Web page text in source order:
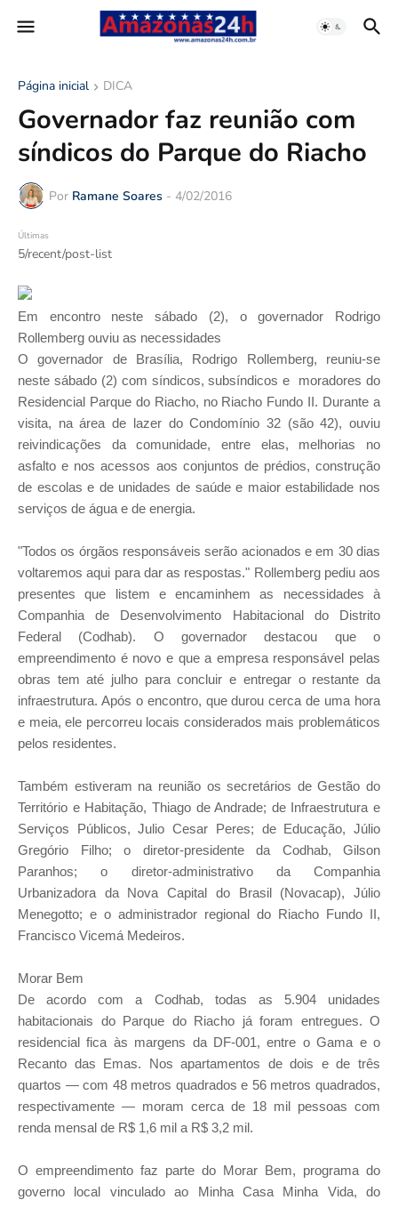
Página inicial DICA
Governador faz reunião com
síndicos do Parque do Riacho
Por Ramane Soares - 4/02/2016
Últimas
5/recent/post-list
Em encontro neste sábado (2), o governador Rodrigo
Rollemberg ouviu as necessidades
O governador de Brasília, Rodrigo Rollemberg, reuniu-se
neste sábado (2) com síndicos, subsíndicos e moradores do
Residencial Parque do Riacho, no Riacho Fundo II. Durante a
visita, na área de lazer do Condomínio 32 (são 42), ouviu
reivindicações da comunidade, entre elas, melhorias no
asfalto e nos acessos aos conjuntos de prédios, construção
de escolas e de unidades de saúde e maior estabilidade nos
serviços de água e de energia.
"Todos os órgãos responsáveis serão acionados e em 30 dias
voltaremos aqui para dar as respostas." Rollemberg pediu aos
presentes que listem e encaminhem as necessidades à
Companhia de Desenvolvimento Habitacional do Distrito
Federal (Codhab). O governador destacou que o
empreendimento é novo e que a empresa responsável pelas
obras tem até julho para concluir e entregar o restante da
infraestrutura. Após o encontro, que durou cerca de uma hora
e meia, ele percorreu locais considerados mais problemáticos
pelos residentes.
Também estiveram na reunião os secretários de Gestão do
Território e Habitação, Thiago de Andrade; de Infraestrutura e
Serviços Públicos, Julio Cesar Peres; de Educação, Júlio
Gregório Filho; o diretor-presidente da Codhab, Gilson
Paranhos; o diretor-administrativo da Companhia
Urbanizadora da Nova Capital do Brasil (Novacap), Júlio
Menegotto; e o administrador regional do Riacho Fundo II,
Francisco Vicemá Medeiros.
Morar Bem
De acordo com a Codhab, todas as 5.904 unidades
habitacionais do Parque do Riacho já foram entregues. O
residencial fica às margens da DF-001, entre o Gama e o
Recanto das Emas. Nos apartamentos de dois e de três
quartos — com 48 metros quadrados e 56 metros quadrados,
respectivamente — moram cerca de 18 mil pessoas com
renda mensal de R$ 1,6 mil a R$ 3,2 mil.
O empreendimento faz parte do Morar Bem, programa do
governo local vinculado ao Minha Casa Minha Vida, do